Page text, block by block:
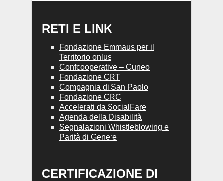
RETI E LINK
Fondazione Emmaus per il
Territorio onlus
Confcooperative – Cuneo
Fondazione CRT
Compagnia di San Paolo
Fondazione CRC
Accelerati da SocialFare
Agenda della Disabilità
Segnalazioni Whistleblowing e
Parità di Genere
CERTIFICAZIONE DI